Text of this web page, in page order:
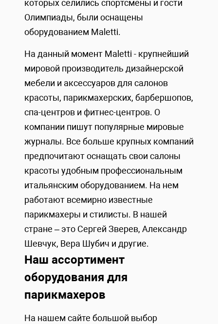
которых селились спортсмены и гости
Олимпиады, были оснащены
оборудованием Maletti.
На данный момент Maletti - крупнейший
мировой производитель дизайнерской
мебели и аксессуаров для салонов
красоты, парикмахерских, барбершопов,
спа-центров и фитнес-центров. О
компании пишут популярные мировые
журналы. Все больше крупных компаний
предпочитают оснащать свои салоны
красоты удобным профессиональным
итальянским оборудованием. На нем
работают всемирно известные
парикмахеры и стилисты. В нашей
стране – это Сергей Зверев, Александр
Шевчук, Вера Шубич и другие.
Наш ассортимент
оборудования для
парикмахеров
На нашем сайте большой выбор